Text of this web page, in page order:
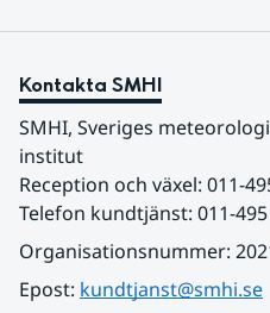
Kontakta SMHI
SMHI, Sveriges
institut
Reception och växel: 011-
Telefon kundtjänst: 011-
Organisationsnummer:
Epost: kundtjanst@smhi.se